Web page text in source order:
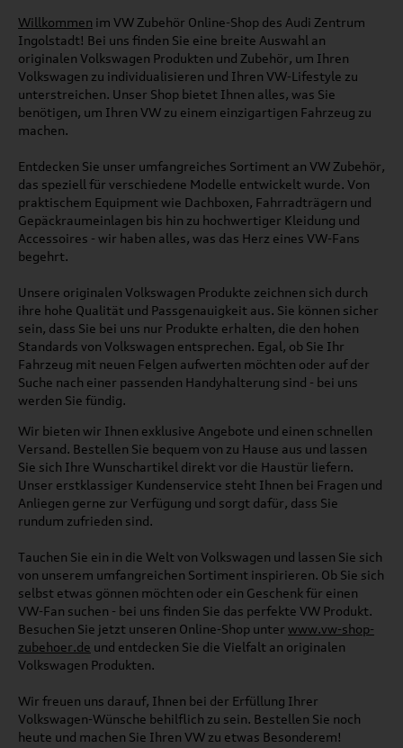
Willkommen im VW Zubehör Online-Shop des Audi Zentrum
Ingolstadt! Bei uns finden Sie eine breite Auswahl an
originalen Volkswagen Produkten und Zubehör, um Ihren
Volkswagen zu individualisieren und Ihren VW-Lifestyle zu
unterstreichen. Unser Shop bietet Ihnen alles, was Sie
benötigen, um Ihren VW zu einem einzigartigen Fahrzeug zu
machen.
Entdecken Sie unser umfangreiches Sortiment an VW Zubehör,
das speziell für verschiedene Modelle entwickelt wurde. Von
praktischem Equipment wie Dachboxen, Fahrradträgern und
Gepäckraumeinlagen bis hin zu hochwertiger Kleidung und
Accessoires - wir haben alles, was das Herz eines VW-Fans
begehrt.
Unsere originalen Volkswagen Produkte zeichnen sich durch
ihre hohe Qualität und Passgenauigkeit aus. Sie können sicher
sein, dass Sie bei uns nur Produkte erhalten, die den hohen
Standards von Volkswagen entsprechen. Egal, ob Sie Ihr
Fahrzeug mit neuen Felgen aufwerten möchten oder auf der
Suche nach einer passenden Handyhalterung sind - bei uns
werden Sie fündig.
Wir bieten wir Ihnen exklusive Angebote und einen schnellen
Versand. Bestellen Sie bequem von zu Hause aus und lassen
Sie sich Ihre Wunschartikel direkt vor die Haustür liefern.
Unser erstklassiger Kundenservice steht Ihnen bei Fragen und
Anliegen gerne zur Verfügung und sorgt dafür, dass Sie
rundum zufrieden sind.
Tauchen Sie ein in die Welt von Volkswagen und lassen Sie sich
von unserem umfangreichen Sortiment inspirieren. Ob Sie sich
selbst etwas gönnen möchten oder ein Geschenk für einen
VW-Fan suchen - bei uns finden Sie das perfekte VW Produkt.
Besuchen Sie jetzt unseren Online-Shop unter www.vw-shop-
zubehoer.de und entdecken Sie die Vielfalt an originalen
Volkswagen Produkten.
Wir freuen uns darauf, Ihnen bei der Erfüllung Ihrer
Volkswagen-Wünsche behilflich zu sein. Bestellen Sie noch
heute und machen Sie Ihren VW zu etwas Besonderem!